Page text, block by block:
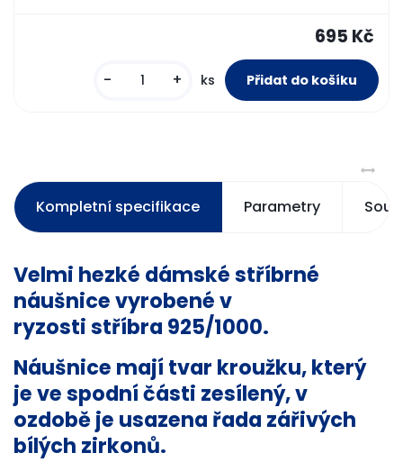
695 Kč
- + ks
Kompletní specifikace Parametry
Velmi hezké dámské stříbrné
náušnicevyrobené v
ryzostistříbra 925/1000.
Náušnice mají tvar kroužku, který
je ve spodní části zesílený, v
ozdobě je usazena řada zářivých
bílých zirkonů.